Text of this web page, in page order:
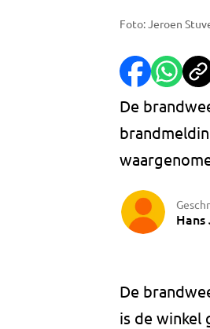
Foto: Jeroen
De
Hans
De
is de winkel